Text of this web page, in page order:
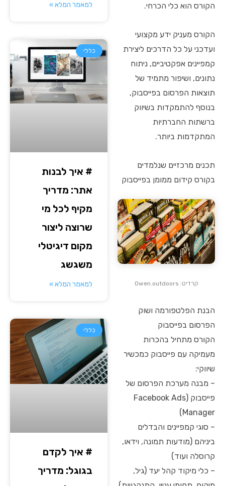
הקורס הוא כלי הכרחי.
הקורס מעניק ידע מקצועי
ועדכני על כל הדרכים ליצירת
קמפיינים אפקטיביים, ניתוח
נתונים, ושיפור מתמיד של
תוצאות הפרסום בפייסבוק,
בנוסף להתמקדות בשיווק
ברשתות החברתיות
המתקדמות ביותר.
תכנים מרכזיים שנלמדים
בקורס קידום ממומן בפייסבוק
קרדיט: Owen.outdoors
הבנת הפלטפורמה ושוק
הפרסום בפייסבוק
הקורס מתחיל בהכרות
מעמיקה עם פייסבוק כמכשיר
שיווקי:
– מבנה מערכת הפרסום של
פייסבוק (Facebook Ads
Manager)
– סוגי קמפיינים והבדלים
ביניהם (מודעות תמונה, וידאו,
קרוסלה ועוד)
– כלי מיקוד קהל יעד (גיל,
למאמר המלא »
כללי
# איך לבנות
אתר: מדריך
מקיף לכל מי
שרוצה ליצור
מקום דיגיטלי
משגשג
למאמר המלא »
כללי
# איך לקדם
בגוגל: מדריך